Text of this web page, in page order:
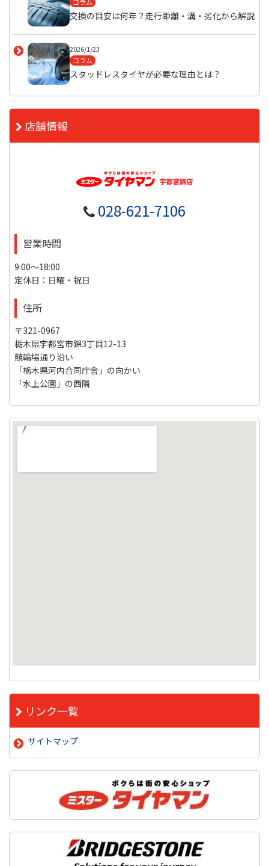
コラム
交換の目安は何年？走行距離・溝・劣化から解説
2026/1/23
コラム
スタッドレスタイヤが必要な理由とは？
店舗情報
028-621-7106
営業時間
9:00～18:00
定休日：日曜・祝日
住所
〒321-0967
栃木県宇都宮市錦3丁目12-13
競輪場通り沿い
「栃木県河内合同庁舎」の向かい
「水上公園」の西隣
リンク一覧
サイトマップ